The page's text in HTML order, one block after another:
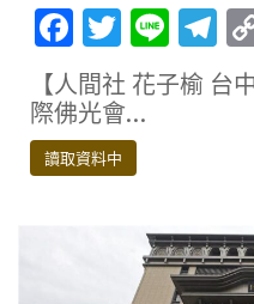
F
ac
e
b
o
T
w
it
te
r
Li
n
e
T
el
e
【人間社 花子榆 台
際佛光會…
讀取資料中